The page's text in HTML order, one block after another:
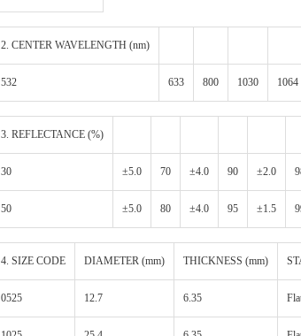
2. CENTER WAVELENGTH (nm)
532 633 800 1030 1064
3. REFLECTANCE (%)
30 ±5.0 70 ±4.0 90 ±2.0
50 ±5.0 80 ±4.0 95 ±1.5
4. SIZE CODE DIAMETER (mm) THICKNESS (mm)
0525 12.7 6.35